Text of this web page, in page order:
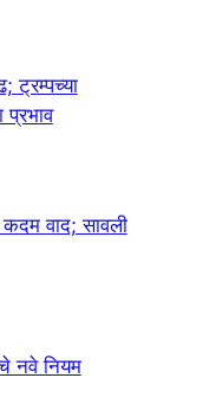
ट्रम्पच्या
वाद; सावली
नवे नियम